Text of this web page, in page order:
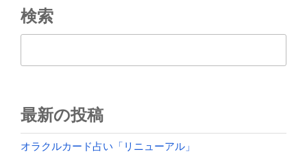
検索
最新の投稿
オラクルカード占い「リニューアル」